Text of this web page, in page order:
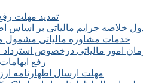
تمدید مهلت رفع
خلاصه جرایم مالیاتی بر اساس
خدمات مشاوره مالیاتی مشمول
امور مالیاتی درخصوص
رفع
مهلت ارسال اظهارنامه ارزش